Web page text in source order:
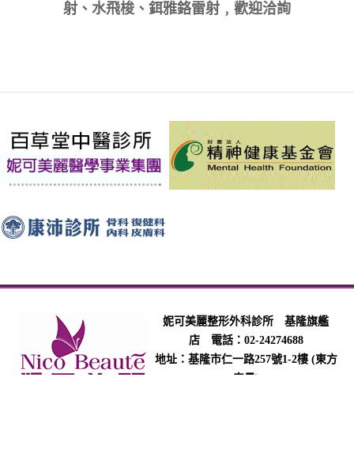
射、水飛梭、鉺雅鉻雷射﹐歡迎洽詢
妮可美麗整形外科診所 基隆旗艦
店 電話：02-24274688
地址：基隆市仁一路257號1-2樓 (東方
帝景)